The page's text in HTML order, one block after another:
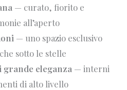
— curato, fiorito e
all’aperto
— uno spazio esclusivo
sotto le stelle
grande eleganza — interni
di alto livello